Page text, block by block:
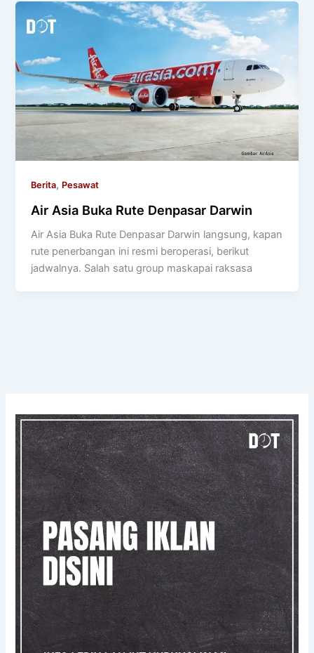
Berita, Pesawat
Air Asia Buka Rute Denpasar Darwin
Air Asia Buka Rute Denpasar Darwin langsung, kapan
rute penerbangan ini resmi beroperasi, berikut
jadwalnya. Salah satu group maskapai raksasa